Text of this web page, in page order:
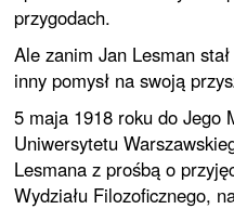
przygodach.
Ale zanim Jan Lesman
inny pomysł na swoją
5 maja 1918 roku do Jego
Uniwersytetu
Lesmana z prośbą o
Wydziału Filozoficznego,